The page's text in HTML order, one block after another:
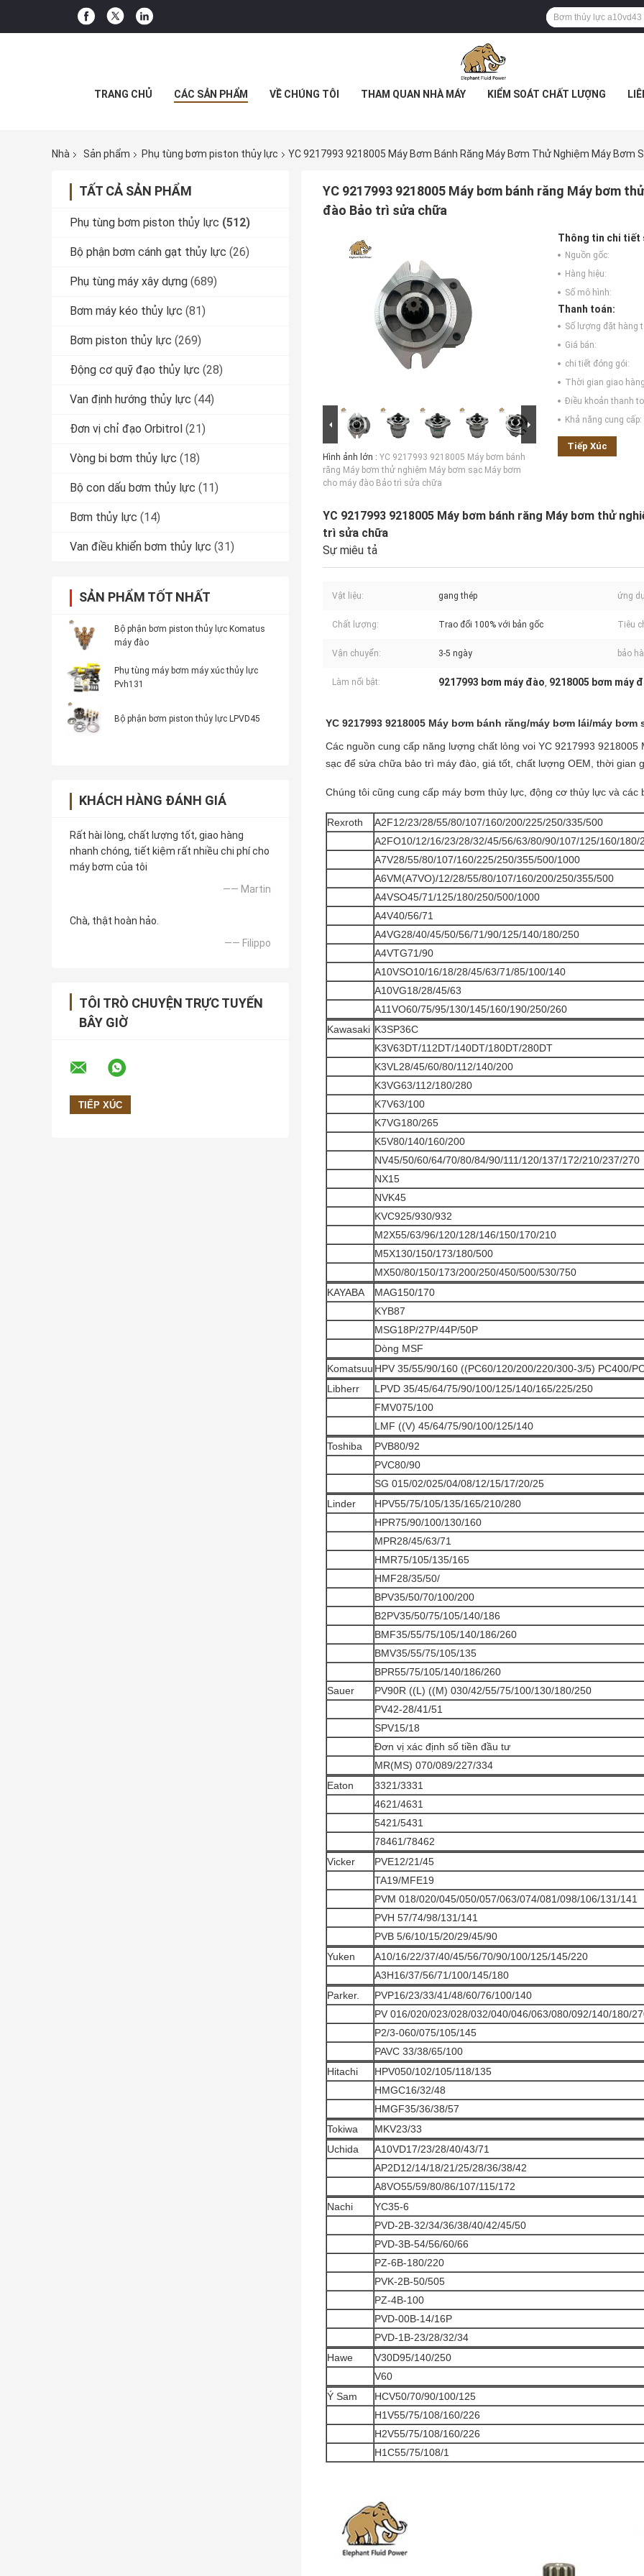
TRANG CHỦ CÁC SẢN PHẨM VỀ CHÚNG TÔI THAM QUAN NHÀ MÁY KIỂM SOÁT CHẤT LƯỢNG
Nhà Sản phẩm Phụ tùng bơm piston thủy lực YC 9217993 9218005 Máy Bơm Bánh Răng Máy Bơm Thử Nghiệm Máy Bơm
TẤT CẢ SẢN PHẨM
Phụ tùng bơm piston thủy lực (512)
Bộ phận bơm cánh gạt thủy lực (26)
Phụ tùng máy xây dựng (689)
Bơm máy kéo thủy lực (81)
Bơm piston thủy lực (269)
Động cơ quỹ đạo thủy lực (28)
Van định hướng thủy lực (44)
Đơn vị chỉ đạo Orbitrol (21)
Vòng bi bơm thủy lực (18)
Bộ con dấu bơm thủy lực (11)
Bơm thủy lực (14)
Van điều khiển bơm thủy lực (31)
SẢN PHẨM TỐT NHẤT
Bộ phận bơm piston thủy lực Komatus
máy đào
Phụ tùng máy bơm máy xúc thủy lực
Pvh131
Bộ phận bơm piston thủy lực LPVD45
KHÁCH HÀNG ĐÁNH GIÁ
Rất hài lòng, chất lượng tốt, giao hàng
nhanh chóng, tiết kiệm rất nhiều chi phí cho
máy bơm của tôi
—— Martin
Chà, thật hoàn hảo.
—— Filippo
TÔI TRÒ CHUYỆN TRỰC TUYẾN
BÂY GIỜ
YC 9217993 9218005 Máy bơm bánh răng Máy bơm
đào Bảo trì sửa chữa
Hình ảnh lớn : YC 9217993 9218005 Máy bơm bánh
răng Máy bơm thử nghiệm Máy bơm sạc Máy bơm
cho máy đào Bảo trì sửa chữa
Thông tin chi tiết
Nguồn gốc:
Hàng hiệu:
Số mô hình:
Thanh toán:
Số lượng đặt hàng
Giá bán:
chi tiết đóng gói:
Thời gian giao
Điều khoản thanh
Khả năng cung cấp:
Tiếp Xúc
YC 9217993 9218005 Máy bơm bánh răng Máy bơm thử
trì sửa chữa
Sự miêu tả
Vật liệu: gang thép ứng
Chất lượng: Trao đổi 100% với bản gốc Tiêu
Vận chuyển: 3-5 ngày bảo
Làm nổi bật: 9217993 bơm máy đào, 9218005 bơm máy
YC 9217993 9218005 Máy bơm bánh răng/máy bơm lái/máy
Các nguồn cung cấp năng lượng chất lỏng voi YC 9217993
sạc để sửa chữa bảo trì máy đào, giá tốt, chất lượng OEM, thời gian
Chúng tôi cũng cung cấp máy bơm thủy lực, động cơ thủy lực và các
Rexroth
A2F12/23/28/55/80/107/160/200/225/250/335/500
A2FO10/12/16/23/28/32/45/56/63/80/90/107/125/160/180/
A7V28/55/80/107/160/225/250/355/500/1000
A6VM(A7VO)/12/28/55/80/107/160/200/250/355/500
A4VSO45/71/125/180/250/500/1000
A4V40/56/71
A4VG28/40/45/50/56/71/90/125/140/180/250
A4VTG71/90
A10VSO10/16/18/28/45/63/71/85/100/140
A10VG18/28/45/63
A11VO60/75/95/130/145/160/190/250/260
Kawasaki K3SP36C
K3V63DT/112DT/140DT/180DT/280DT
K3VL28/45/60/80/112/140/200
K3VG63/112/180/280
K7V63/100
K7VG180/265
K5V80/140/160/200
NV45/50/60/64/70/80/84/90/111/120/137/172/210/237/270
NX15
NVK45
KVC925/930/932
M2X55/63/96/120/128/146/150/170/210
M5X130/150/173/180/500
MX50/80/150/173/200/250/450/500/530/750
KAYABA
MAG150/170
KYB87
MSG18P/27P/44P/50P
Dòng MSF
Komatsuu HPV 35/55/90/160 ((PC60/120/200/220/300-3/5) PC400/
Libherr
LPVD 35/45/64/75/90/100/125/140/165/225/250
FMV075/100
LMF ((V) 45/64/75/90/100/125/140
Toshiba
PVB80/92
PVC80/90
SG 015/02/025/04/08/12/15/17/20/25
Linder
HPV55/75/105/135/165/210/280
HPR75/90/100/130/160
MPR28/45/63/71
HMR75/105/135/165
HMF28/35/50/
BPV35/50/70/100/200
B2PV35/50/75/105/140/186
BMF35/55/75/105/140/186/260
BMV35/55/75/105/135
BPR55/75/105/140/186/260
Sauer
PV90R ((L) ((M) 030/42/55/75/100/130/180/250
PV42-28/41/51
SPV15/18
Đơn vị xác định số tiền đầu tư
MR(MS) 070/089/227/334
Eaton
3321/3331
4621/4631
5421/5431
78461/78462
Vicker
PVE12/21/45
TA19/MFE19
PVM 018/020/045/050/057/063/074/081/098/106/131/141
PVH 57/74/98/131/141
PVB 5/6/10/15/20/29/45/90
Yuken
A10/16/22/37/40/45/56/70/90/100/125/145/220
A3H16/37/56/71/100/145/180
Parker.
PVP16/23/33/41/48/60/76/100/140
PV 016/020/023/028/032/040/046/063/080/092/140/180/
P2/3-060/075/105/145
PAVC 33/38/65/100
Hitachi
HPV050/102/105/118/135
HMGC16/32/48
HMGF35/36/38/57
Tokiwa
MKV23/33
Uchida
A10VD17/23/28/40/43/71
AP2D12/14/18/21/25/28/36/38/42
A8VO55/59/80/86/107/115/172
Nachi
YC35-6
PVD-2B-32/34/36/38/40/42/45/50
PVD-3B-54/56/60/66
PZ-6B-180/220
PVK-2B-50/505
PZ-4B-100
PVD-00B-14/16P
PVD-1B-23/28/32/34
Hawe
V30D95/140/250
V60
Ý Sam
HCV50/70/90/100/125
H1V55/75/108/160/226
H2V55/75/108/160/226
H1C55/75/108/1